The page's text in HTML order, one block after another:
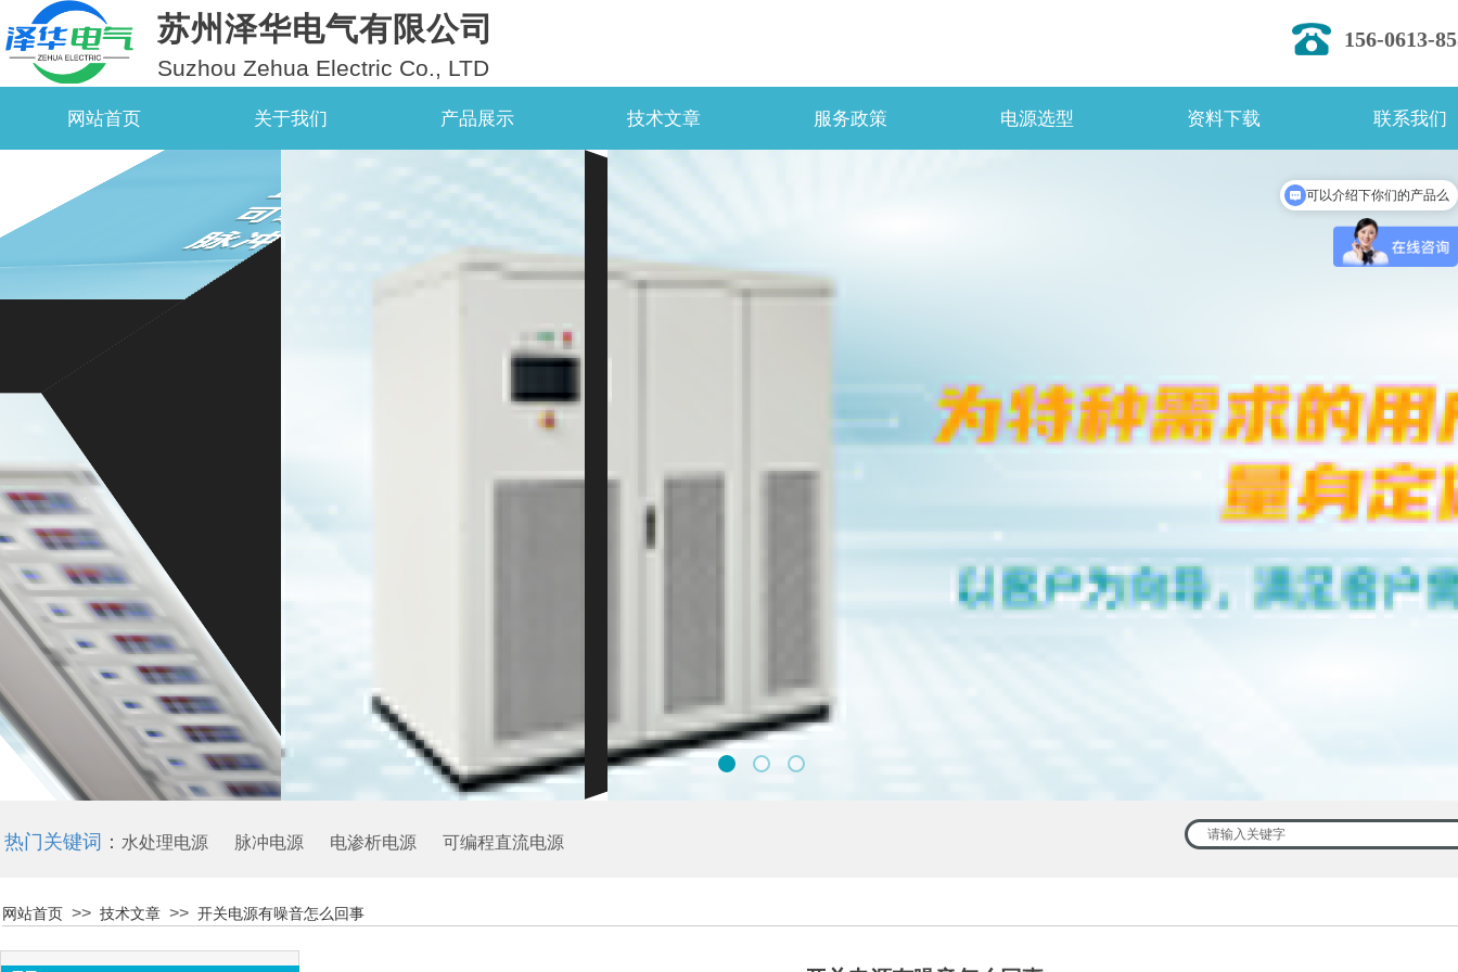
苏州泽华电气有限公司
Suzhou Zehua Electric Co., LTD
156-0613-
网站首页 关于我们 产品展示 技术文章 服务政策 电源选型 资料下载 联系我们
热门关键词 ： 水处理电源 脉冲电源 电渗析电源 可编程直流电源
网站首页 >> 技术文章 >> 开关电源有噪音怎么回事
可以介绍下你们的产品么